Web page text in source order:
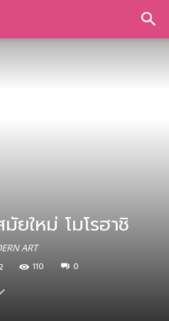
ใหม่ โมโรฮาชิ
ART
110 0